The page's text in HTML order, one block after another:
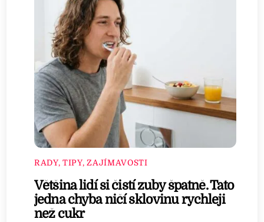
RADY, TIPY, ZAJÍMAVOSTI
Většina lidí si čistí zuby špatně. Tato
jedna chyba ničí sklovinu rychleji
než cukr